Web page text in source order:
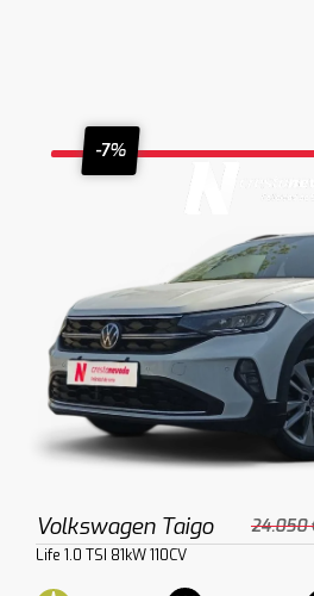
-7%
Volkswagen Taigo 24.050
Life 1.0 TSI 81kW 110CV